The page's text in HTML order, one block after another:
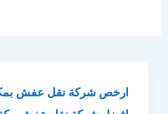
ارخص شركة نقل عفش